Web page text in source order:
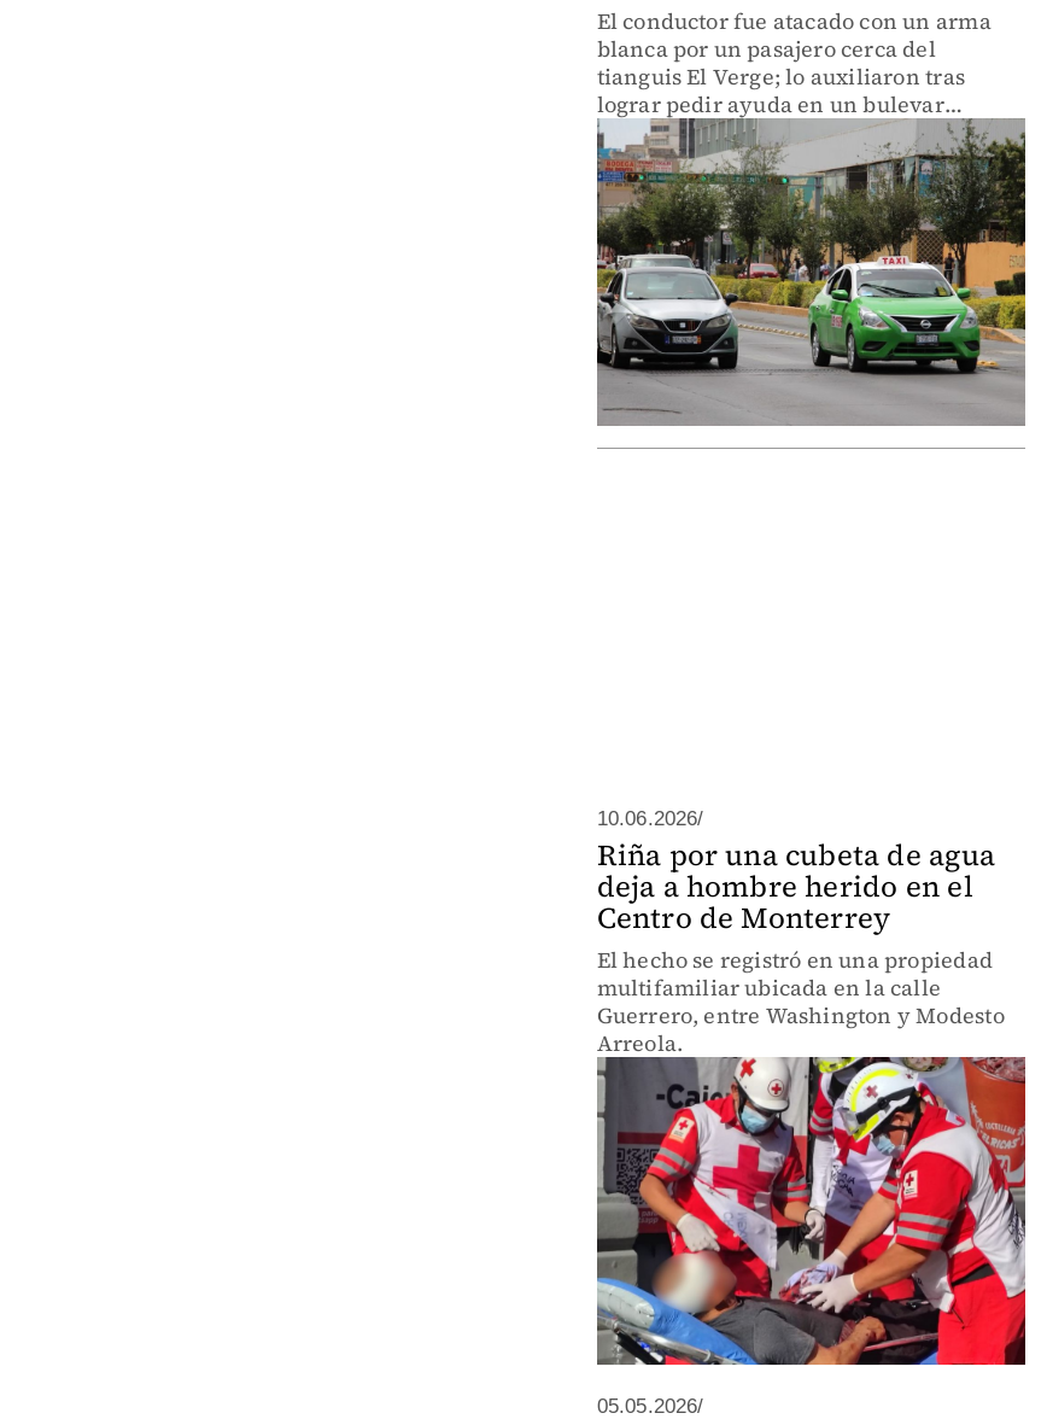
El conductor fue atacado con un arma
blanca por un pasajero cerca del
tianguis El Verge; lo auxiliaron tras
lograr pedir ayuda en un bulevar
céntrico.
10.06.2026/
Riña por una cubeta de agua
deja a hombre herido en el
Centro de Monterrey
El hecho se registró en una propiedad
multifamiliar ubicada en la calle
Guerrero, entre Washington y Modesto
Arreola.
05.05.2026/